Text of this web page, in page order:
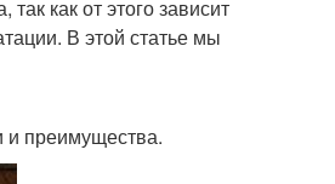
как от этого зависит
В этой статье мы
и преимущества.